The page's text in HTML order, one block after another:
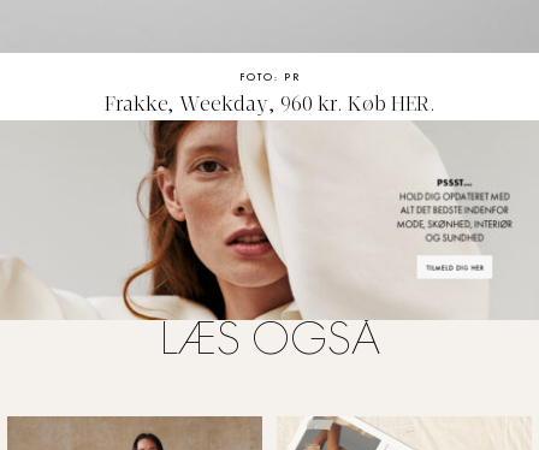
FOTO: PR
Frakke, Weekday, 960 kr. Køb HER.
LÆS OGSÅ